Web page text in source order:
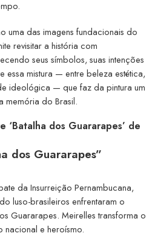
uma das imagens fundacionais do
revisitar a história com
seus símbolos, suas intenções
essa mistura — entre beleza estética,
ideológica — que faz da pintura um
memória do Brasil.
‘Batalha dos Guararapes’ de
dos Guararapes”
da Insurreição Pernambucana,
luso-brasileiros enfrentaram o
Guararapes. Meirelles transforma o
e heroísmo.